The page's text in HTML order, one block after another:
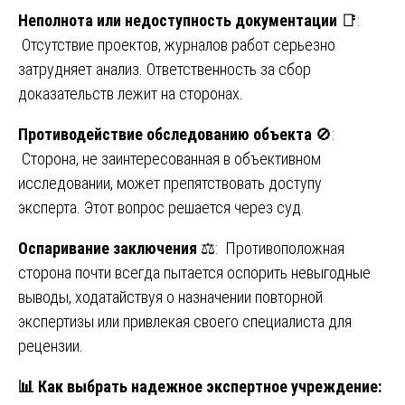
Неполнота или недоступность документации 📑:
Отсутствие проектов, журналов работ серьезно
затрудняет анализ. Ответственность за сбор
доказательств лежит на сторонах.
Противодействие обследованию объекта 🚫:
Сторона, не заинтересованная в объективном
исследовании, может препятствовать доступу
эксперта. Этот вопрос решается через суд.
Оспаривание заключения ⚖️: Противоположная
сторона почти всегда пытается оспорить невыгодные
выводы, ходатайствуя о назначении повторной
экспертизы или привлекая своего специалиста для
рецензии.
📊 Как выбрать надежное экспертное учреждение: